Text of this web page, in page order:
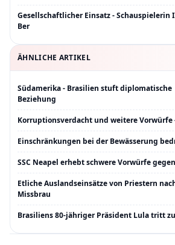
Gesellschaftlicher Einsatz - Schauspielerin
Ber
ÄHNLICHE ARTIKEL
Südamerika - Brasilien stuft diplomatische
Beziehung
Korruptionsverdacht und weitere Vorwürfe
Einschränkungen bei der Bewässerung
SSC Neapel erhebt schwere Vorwürfe
Etliche Auslandseinsätze von Priestern
Missbrau
Brasiliens 80-jähriger Präsident Lula tritt